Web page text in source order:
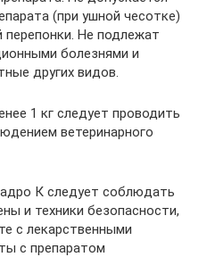
(при ушной чесотке)
перепонки. Не подлежат
болезнями и
других видов.
1 кг следует проводить
ветеринарного
К следует соблюдать
и техники безопасности,
с лекарственными
с препаратом